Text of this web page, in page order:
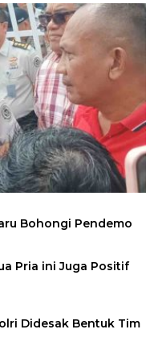
Bohongi Pendemo
Pria ini Juga Positif
Didesak Bentuk Tim